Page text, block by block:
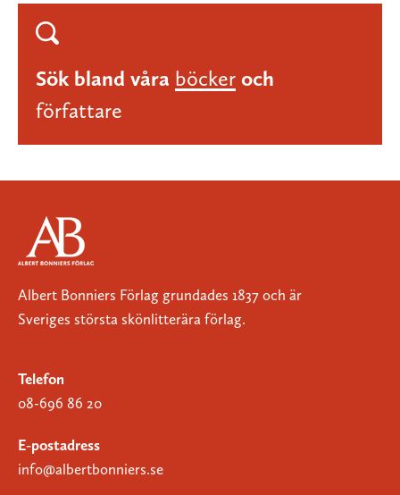
Sök bland våra böcker och
författare
Albert Bonniers Förlag grundades 1837 och är
Sveriges största skönlitterära förlag.
Telefon
08-696 86 20
E-postadress
info@albertbonniers.se